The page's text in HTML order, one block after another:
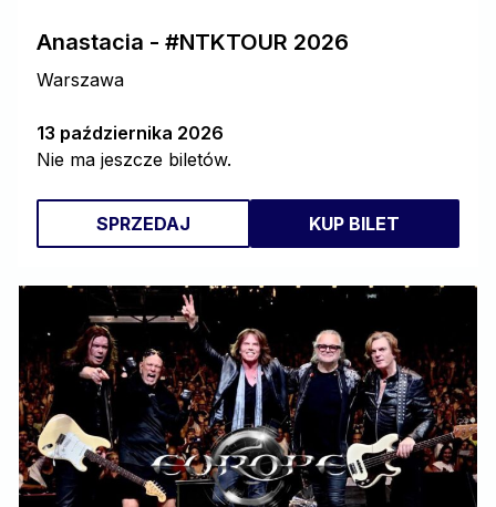
Anastacia - #NTKTOUR 2026
Warszawa
13 października 2026
Nie ma jeszcze biletów.
SPRZEDAJ KUP BILET